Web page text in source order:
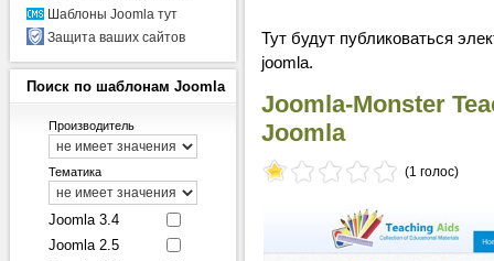
Тут будут публиковаться
joomla.
Joomla-Monster
Joomla
(1 голос)
Шаблоны Joomla тут
Защита ваших сайтов
Поиск по шаблонам Joomla
Производитель
Тематика
Joomla 3.4
Joomla 2.5